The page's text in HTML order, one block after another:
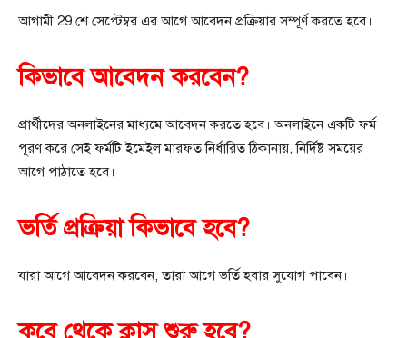
আগামী 29 শে সেপ্টেম্বর এর আগে আবেদন প্রক্রিয়ার সম্পূর্ণ করতে হবে।
কিভাবে আবেদন করবেন?
প্রার্থীদের অনলাইনের মাধ্যমে আবেদন করতে হবে। অনলাইনে একটি ফর্ম
পূরণ করে সেই ফর্মটি ইমেইল মারফত নির্ধারিত ঠিকানায়, নির্দিষ্ট সময়ের
আগে পাঠাতে হবে।
ভর্তি প্রক্রিয়া কিভাবে হবে?
যারা আগে আবেদন করবেন, তারা আগে ভর্তি হবার সুযোগ পাবেন।